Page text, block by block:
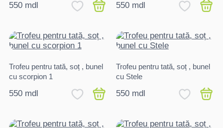
550 mdl 550 mdl
Trofeu pentru tată, soț , bunel
cu scorpion 1
550 mdl
Trofeu pentru tată, soț , bunel
cu Stele
550 mdl